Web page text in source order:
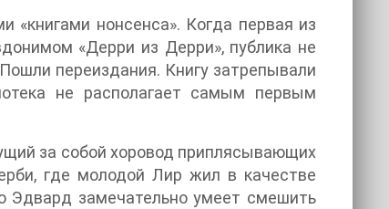
«книгами нонсенса». Когда первая из
«Дерри из Дерри», публика не
переиздания. Книгу затрепывали
не располагает самым первым
за собой хоровод приплясывающих
где молодой Лир жил в качестве
Эдвард замечательно умеет смешить